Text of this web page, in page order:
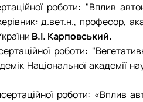
роботи: "Вплив
д.вет.н., професор,
В.І. Карповський.
роботи:
Національної академії
роботи: «Вплив